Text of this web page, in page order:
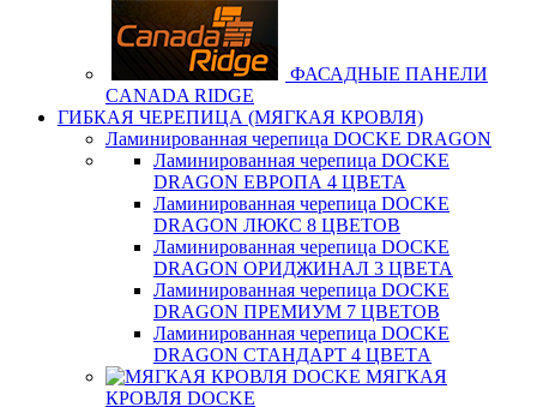
ФАСАДНЫЕ ПАНЕЛИ
CANADA RIDGE
ГИБКАЯ ЧЕРЕПИЦА (МЯГКАЯ КРОВЛЯ)
Ламинированная черепица DOCKE DRAGON
Ламинированная черепица DOCKE
DRAGON ЕВРОПА 4 ЦВЕТА
Ламинированная черепица DOCKE
DRAGON ЛЮКС 8 ЦВЕТОВ
Ламинированная черепица DOCKE
DRAGON ОРИДЖИНАЛ 3 ЦВЕТА
Ламинированная черепица DOCKE
DRAGON ПРЕМИУМ 7 ЦВЕТОВ
Ламинированная черепица DOCKE
DRAGON СТАНДАРТ 4 ЦВЕТA
МЯГКАЯ
КРОВЛЯ DOCKE